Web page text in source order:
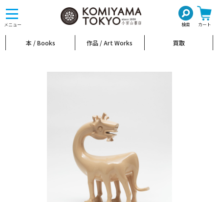
メニュー 検索 カート
toggle
navigation
本 / Books 作品 / Art Works 買取